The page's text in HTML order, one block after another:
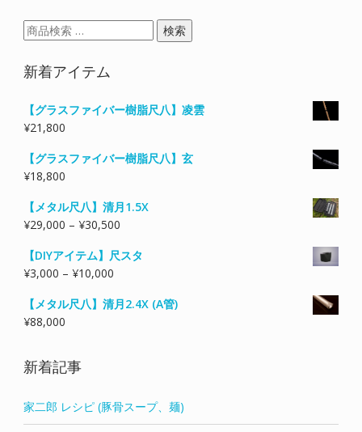
検
索
対
象:
検索
新着アイテム
【グラスファイバー樹脂尺八】凌雲
¥21,800
【グラスファイバー樹脂尺八】玄
¥18,800
【メタル尺八】清月1.5X
¥29,000 – ¥30,500価
帯:
–
¥30,500
【DIYアイテム】尺スタ
¥3,000 – ¥10,000価
帯:
【メタル尺八】清月2.4X (A管)
¥88,000
新着記事
家二郎 レシピ (豚骨スープ、麺)